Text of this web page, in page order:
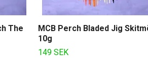
The
MCB Perch Bladed Jig
10g
149 SEK